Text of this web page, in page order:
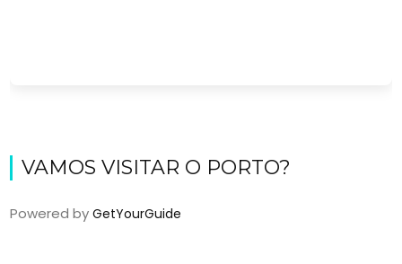
VAMOS VISITAR O PORTO?
Powered byGetYourGuide